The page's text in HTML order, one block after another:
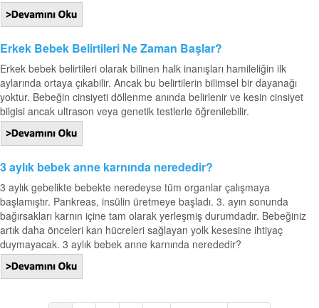
Erkek Bebek Belirtileri Ne Zaman Başlar?
Erkek bebek belirtileri olarak bilinen halk inanışları hamileliğin ilk
aylarında ortaya çıkabilir. Ancak bu belirtilerin bilimsel bir dayanağı
yoktur. Bebeğin cinsiyeti döllenme anında belirlenir ve kesin cinsiyet
bilgisi ancak ultrason veya genetik testlerle öğrenilebilir.
3 aylık bebek anne karnında nerededir?
3 aylık gebelikte bebekte neredeyse tüm organlar çalışmaya
başlamıştır. Pankreas, insülin üretmeye başladı. 3. ayın sonunda
bağırsakları karnın içine tam olarak yerleşmiş durumdadır. Bebeğiniz
artık daha önceleri kan hücreleri sağlayan yolk kesesine ihtiyaç
duymayacak. 3 aylık bebek anne karnında nerededir?